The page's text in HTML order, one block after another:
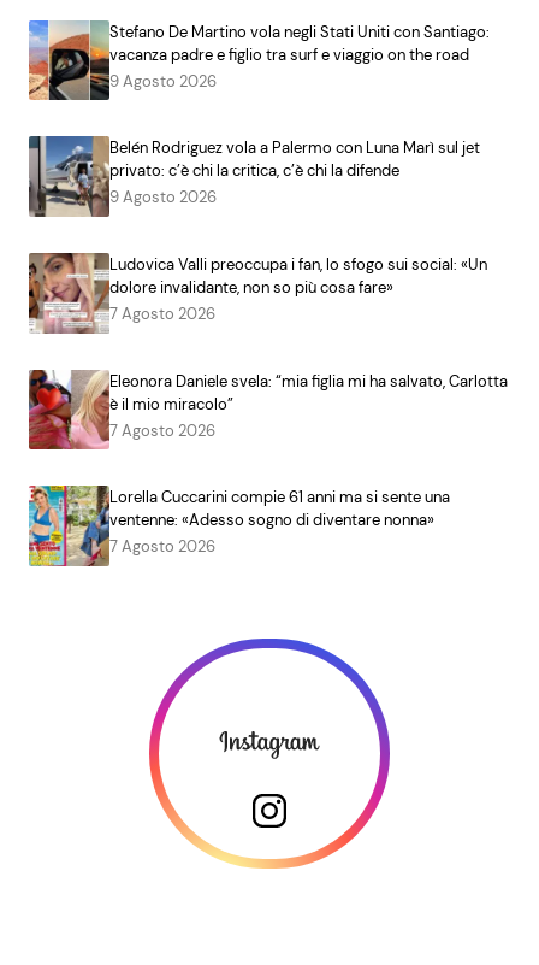
Stefano De Martino vola negli Stati Uniti con Santiago:
vacanza padre e figlio tra surf e viaggio on the road
9 Agosto 2026
Belén Rodriguez vola a Palermo con Luna Marì sul jet
privato: c’è chi la critica, c’è chi la difende
9 Agosto 2026
Ludovica Valli preoccupa i fan, lo sfogo sui social: «Un
dolore invalidante, non so più cosa fare»
7 Agosto 2026
Eleonora Daniele svela: “mia figlia mi ha salvato, Carlotta
è il mio miracolo”
7 Agosto 2026
Lorella Cuccarini compie 61 anni ma si sente una
ventenne: «Adesso sogno di diventare nonna»
7 Agosto 2026